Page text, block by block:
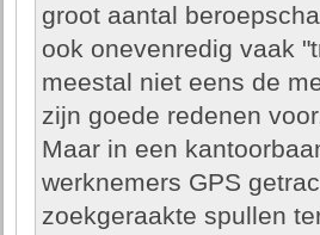
groot aantal
ook onevenredig vaak
meestal niet eens de
zijn goede redenen
Maar in een
werknemers GPS
zoekgeraakte spullen